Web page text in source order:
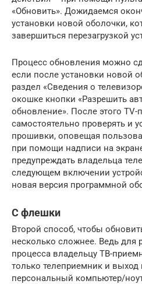
«Обновить». Дожидаемся
установки новой оболочки,
завершиться перезагрузкой
Процесс обновления можно
если после установки новой
раздел «Сведения о
окошке кнопки «Разрешить
обновление». После этого TV-
самостоятельно проверять и
прошивки, оповещая
при помощи надписи на
предупреждать владельца
следующем включении
новая версия программной
С флешки
Второй способ, чтобы
несколько сложнее. Ведь для
процесса владельцу ТВ-
только телеприемник и выход
персональный компьютер/